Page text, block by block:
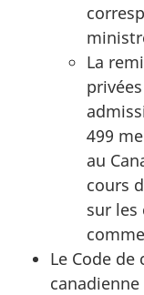
La
499
au
cours
sur les
Le Code